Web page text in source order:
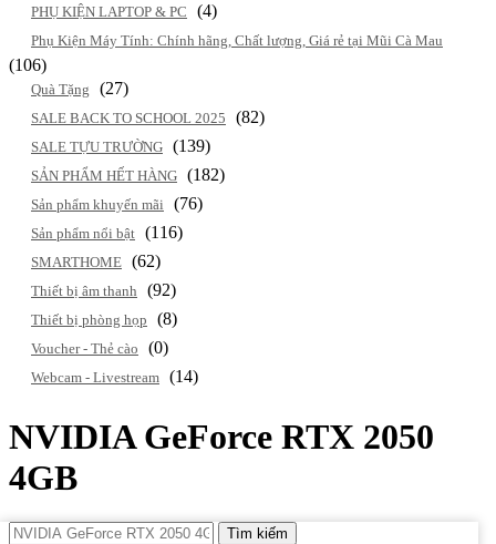
PHỤ KIỆN LAPTOP & PC (4)
Phụ Kiện Máy Tính: Chính hãng, Chất lượng, Giá rẻ tại Mũi Cà Mau
(106)
Quà Tặng (27)
SALE BACK TO SCHOOL 2025 (82)
SALE TỰU TRƯỜNG (139)
SẢN PHẨM HẾT HÀNG (182)
Sản phẩm khuyến mãi (76)
Sản phẩm nổi bật (116)
SMARTHOME (62)
Thiết bị âm thanh (92)
Thiết bị phòng họp (8)
Voucher - Thẻ cào (0)
Webcam - Livestream (14)
NVIDIA GeForce RTX 2050
4GB
Tìm kiếm